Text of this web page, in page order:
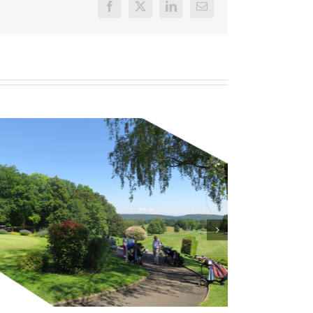
Facebook
X LinkedInEmail